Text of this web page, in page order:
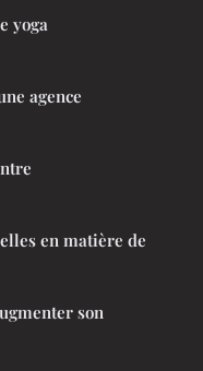
yoga
agence
en matière de
son